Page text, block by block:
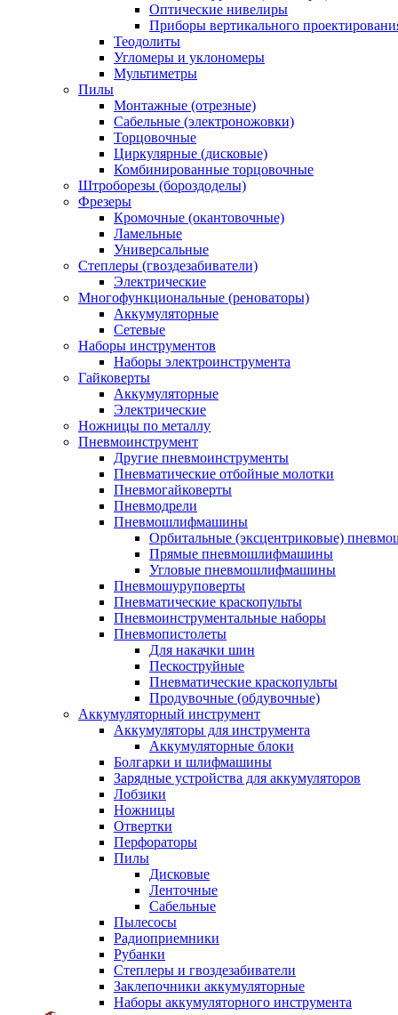
Оптические нивелиры
Приборы вертикального
Теодолиты
Угломеры и уклономеры
Мультиметры
Пилы
Монтажные (отрезные)
Сабельные (электроножовки)
Торцовочные
Циркулярные (дисковые)
Комбинированные торцовочные
Штроборезы (бороздоделы)
Фрезеры
Кромочные (окантовочные)
Ламельные
Универсальные
Степлеры (гвоздезабиватели)
Электрические
Многофункциональные (реноваторы)
Аккумуляторные
Сетевые
Наборы инструментов
Наборы электроинструмента
Гайковерты
Аккумуляторные
Электрические
Ножницы по металлу
Пневмоинструмент
Другие пневмоинструменты
Пневматические отбойные молотки
Пневмогайковерты
Пневмодрели
Пневмошлифмашины
Орбитальные (эксцентриковые)
Прямые пневмошлифмашины
Угловые пневмошлифмашины
Пневмошуруповерты
Пневматические краскопульты
Пневмоинструментальные наборы
Пневмопистолеты
Для накачки шин
Пескоструйные
Пневматические краскопульты
Продувочные (обдувочные)
Аккумуляторный инструмент
Аккумуляторы для инструмента
Аккумуляторные блоки
Болгарки и шлифмашины
Зарядные устройства для аккумуляторов
Лобзики
Ножницы
Отвертки
Перфораторы
Пилы
Дисковые
Ленточные
Сабельные
Пылесосы
Радиоприемники
Рубанки
Степлеры и гвоздезабиватели
Заклепочники аккумуляторные
Наборы аккумуляторного инструмента